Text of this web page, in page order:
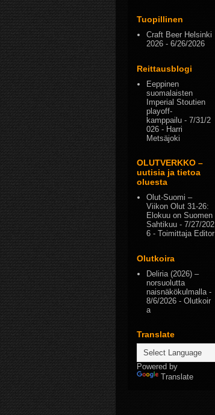
Tuopillinen
Craft Beer Helsinki
2026 - 6/26/2026
Reittausblogi
Eeppinen
suomalaisten
Imperial Stoutien
playoff-
kamppailu - 7/31/2
026 - Harri
Metsäjoki
OLUTVERKKO –
uutisia ja tietoa
oluesta
Olut-Suomi –
Viikon Olut 31-26:
Elokuu on Suomen
Sahtikuu - 7/27/202
6 - Toimittaja Editor
Olutkoira
Deliria (2026) –
norsuolutta
naisnäkökulmalla -
8/6/2026 - Olutkoir
a
Translate
Powered by
Translate